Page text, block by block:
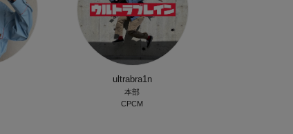
ultrabra1n
本部
CPCM